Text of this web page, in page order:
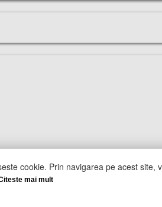
cookie. Prin navigarea pe acest site,
mai mult